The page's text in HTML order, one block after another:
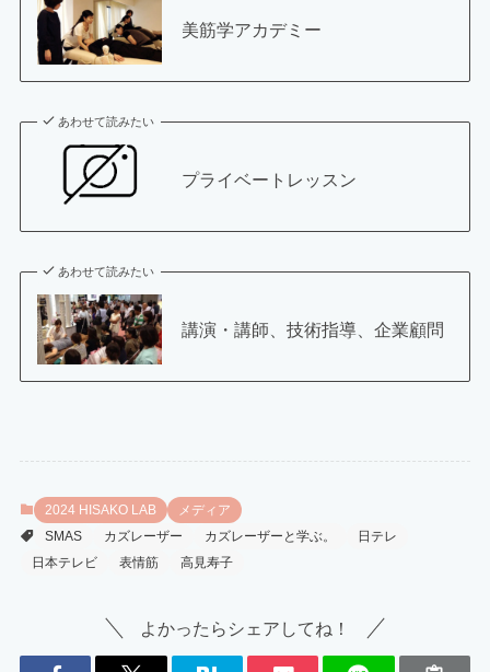
美筋学アカデミー
あわせて読みたい
プライベートレッスン
あわせて読みたい
講演・講師、技術指導、企業顧問
2024 HISAKO LAB
メディア
SMAS
カズレーザー カズレーザーと学ぶ。
日テレ
日本テレビ
表情筋 高見寿子
よかったらシェアしてね！